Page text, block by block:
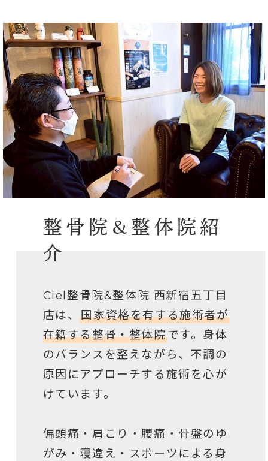
整骨院&整体院紹
介
Ciel整骨院&整体院 西新宿五丁目
店は、国家資格を有する施術者が
在籍する整骨・整体院です。身体
のバランスを整えながら、不調の
原因にアプローチする施術を心が
けています。
偏頭痛・肩こり・腰痛・骨盤のゆ
がみ・寝違え・スポーツによる身